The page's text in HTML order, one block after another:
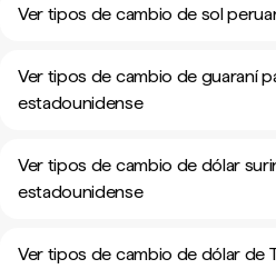
Ver tipos de cambio de sol
Ver tipos de cambio de guaraní
estadounidense
Ver tipos de cambio de dólar
estadounidense
Ver tipos de cambio de dólar de